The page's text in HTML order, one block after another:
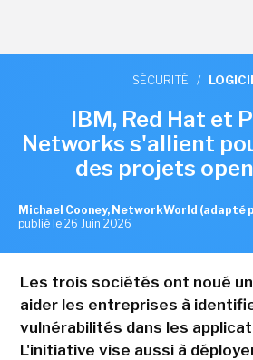
SÉCURITÉ /
IBM, Red Hat et
Networks s'allient
des projets
Michael Cooney, NetworkWorld (adapté
publié le 26 Juin 2026
Les trois sociétés ont noué
aider les entreprises à
vulnérabilités dans les
L'initiative vise aussi à